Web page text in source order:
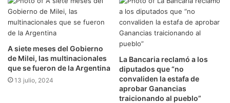
A siete meses del Gobierno
de Milei, las multinacionales
que se fueron de la Argentina
13 julio, 2024
La Bancaria reclamó a los
diputados que “no
convaliden la estafa de
aprobar Ganancias
traicionando al pueblo”